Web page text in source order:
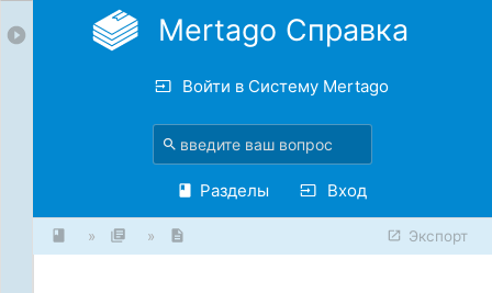
Mertago Справка
Войти в Систему Mertago
Разделы Вход
» » Экспорт